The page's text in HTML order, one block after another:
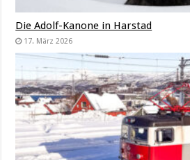
Die Adolf-Kanone in Harstad
17. März 2026